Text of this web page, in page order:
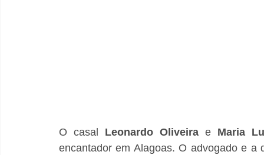
O casal Leonardo Oliveira e Maria
encantador em Alagoas. O advogado e